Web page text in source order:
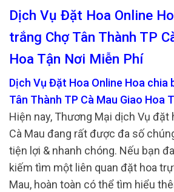
Dịch Vụ Đặt Hoa Online
trắng Chợ Tân Thành TP
Hoa Tận Nơi Miễn Phí
Dịch Vụ Đặt Hoa Online Hoa chia
Tân Thành TP Cà Mau Giao Hoa
Hiện nay, Thương Mại dịch Vụ
Cà Mau đang rất được đa số
tiện lợi & nhanh chóng. Nếu bạn
kiếm tìm một liên quan đặt hoa
Mau, hoàn toàn có thể tìm hiểu